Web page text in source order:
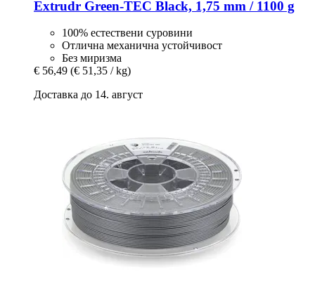
Extrudr Green-​TEC Black, 1,75 mm / 1100 g
100% естествени суровини
Отлична механична устойчивост
Без миризма
€ 56,49 (€ 51,35 / kg)
Доставка до 14. август